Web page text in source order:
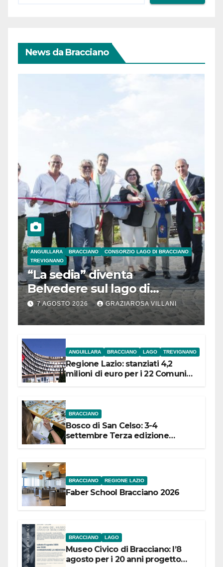
News da Bracciano
ANGUILLARA BRACCIANO
CONSORZIO LAGO DI BRACCIANO
TREVIGNANO
“La sedia” diventa
Belvedere sul lago di
Bracciano: ieri
l’inaugurazione
7 AGOSTO 2026 GRAZIAROSA VILLANI
ANGUILLARA BRACCIANO LAGO TREVIGNANO
Regione Lazio: stanziati 4,2
milioni di euro per i 22 Comuni
BRACCIANO
Bosco di San Celso: 3-4
settembre Terza edizione
BRACCIANO REGIONE LAZIO
Faber School Bracciano 2026
BRACCIANO LAGO
Museo Civico di Bracciano: l’8
agosto per i 20 anni progetto